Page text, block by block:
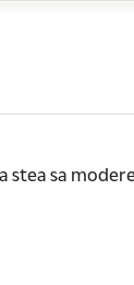
stea sa